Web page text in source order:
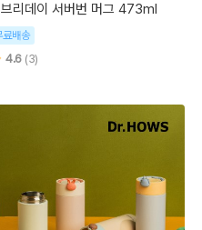
리데이 서버번 머그 473ml
료배송
4.6 (3)